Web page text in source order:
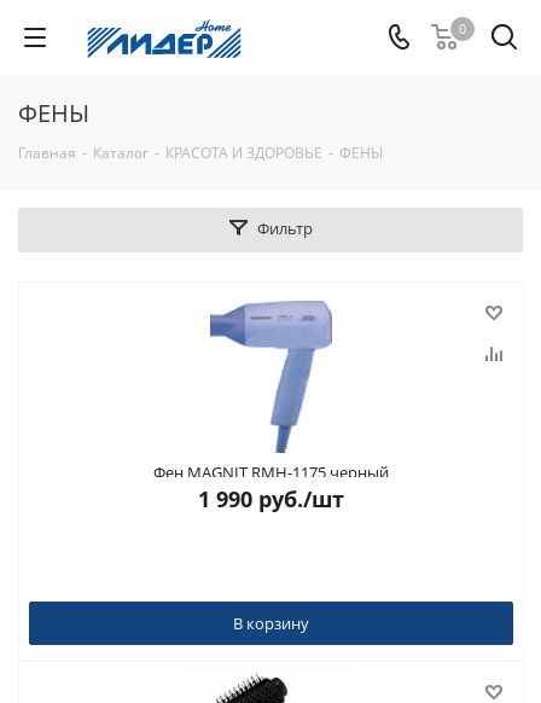
0
ФЕНЫ
Главная - Каталог - КРАСОТА И ЗДОРОВЬЕ - ФЕНЫ
Фильтр
Фен MAGNIT RMH-1175 черный
1 990 руб./шт
В корзину